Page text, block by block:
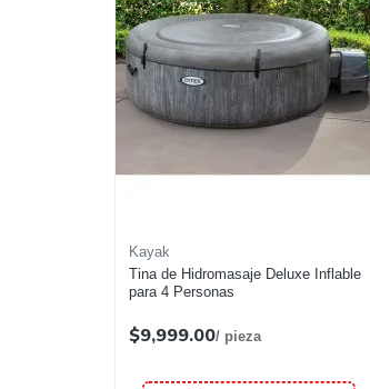
Kayak
Tina de Hidromasaje Deluxe Inflable
para 4 Personas
$9,999.00/ pieza